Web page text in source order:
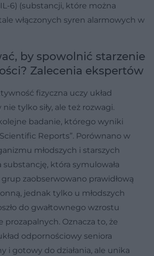
6) (substancji, które można
włączonych syren alarmowych w
by spowolnić starzenie
Zalecenia ekspertów
fizyczna uczy układ
tylko siły, ale też rozwagi.
badanie, którego wyniki
Reports”. Porównano w
młodszych i starszych
która symulowała
zaobserwowano prawidłową
jednak tylko u młodszych
do gwałtownego wzrostu
prozapalnych. Oznacza to, że
odpornościowy seniora
i gotowy do działania, ale unika